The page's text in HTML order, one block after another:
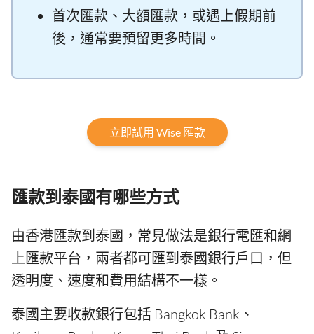
首次匯款、大額匯款，或遇上假期前
後，通常要預留更多時間。
立即試用 Wise 匯款
匯款到泰國有哪些方式
由香港匯款到泰國，常見做法是銀行電匯和網
上匯款平台，兩者都可匯到泰國銀行戶口，但
透明度、速度和費用結構不一樣。
泰國主要收款銀行包括 Bangkok Bank、